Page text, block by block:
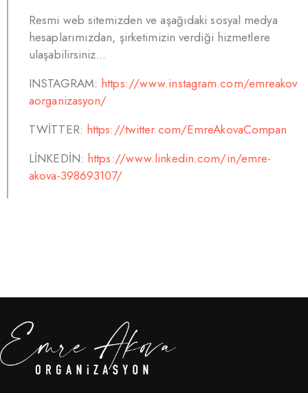
Resmi web sitemizden ve aşağıdaki sosyal medya
hesaplarımızdan, şirketimizin verdiği hizmetlere
ulaşabilirsiniz…
INSTAGRAM: https://www.instagram.com/emreakov
aorganizasyon/
TWİTTER: https://twitter.com/EmreAkovaCompan
LİNKEDİN: https://www.linkedin.com/in/emre-
akova-398693107/